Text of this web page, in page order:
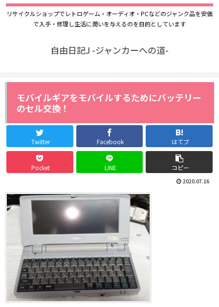
リサイクルショップでレトロゲーム・オーディオ・PCなどのジャンク品を安価
で入手・修理し生活に潤いを与えるのを目的としています
自由日記J -ジャンカーへの道-
モバイルギアをモバイルするためにバッテリー
のセル交換！
Twitter Facebook はてブ
Pocket LINE コピー
2020.07.16